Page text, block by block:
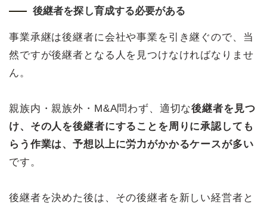
後継者を探し育成する必要がある
事業承継は後継者に会社や事業を引き継ぐので、当
然ですが後継者となる人を見つけなければなりませ
ん。
親族内・親族外・M&A問わず、適切な後継者を見つ
け、その人を後継者にすることを周りに承認しても
らう作業は、予想以上に労力がかかるケースが多い
です。
後継者を決めた後は、その後継者を新しい経営者と